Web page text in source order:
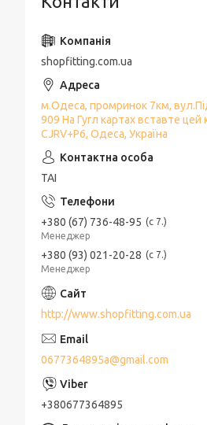
shopfitting.com.ua
м.Одеса, промринок 7км,
909 На Гугл картах вставте цей
CJRV+P6, Одеса, Україна
ТАІ
+380 (67) 736-48-95
с 7.
Менеджер
+380 (93) 021-20-28
с 7.
Менеджер
http://www.shopfitting.com.ua
0677364895a@gmail.com
+380677364895